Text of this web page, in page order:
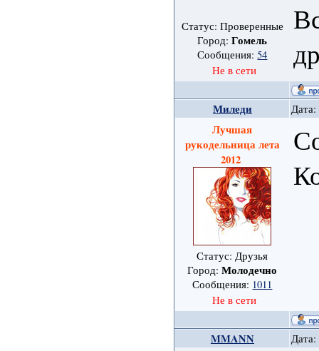
Статус: Проверенные
Город:Гомель
Сообщения:54
Не в сети
Миледи
Лучшая
рукодельница лета
2012
Статус: Друзья
Город:Молодечно
Сообщения: 1011
Не в сети
MMANN Дата: